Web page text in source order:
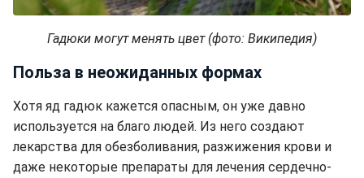
Гадюки могут менять цвет (фото: Википедия)
Польза в неожиданных формах
Хотя яд гадюк кажется опасным, он уже давно
используется на благо людей. Из него создают
лекарства для обезболивания, разжижения крови и
даже некоторые препараты для лечения сердечно-